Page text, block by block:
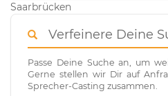
Saarbrücken
Verfeinere Deine
Passe Deine Suche an, um
Gerne stellen wir Dir auf
Sprecher-Casting zusammen.